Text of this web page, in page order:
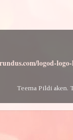
logod-
Teema Pildi aken.